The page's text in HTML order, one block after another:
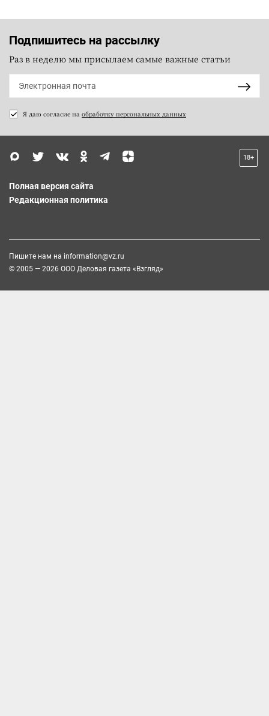
Подпишитесь на рассылку
Раз в неделю мы присылаем самые важные статьи
Я даю согласие на обработку персональных данных
18+
Полная версия сайта
Редакционная политика
Пишите нам на information@vz.ru
© 2005 — 2026 ООО Деловая газета «Взгляд»